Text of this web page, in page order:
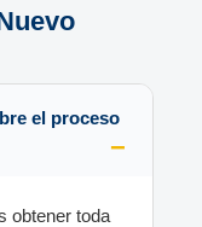
el proceso
obtener toda